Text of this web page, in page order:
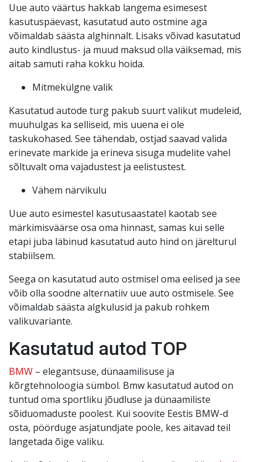
Uue auto väärtus hakkab langema esimesest
kasutuspäevast, kasutatud auto ostmine aga
võimaldab säästa alghinnalt. Lisaks võivad kasutatud
auto kindlustus- ja muud maksud olla väiksemad, mis
aitab samuti raha kokku hoida.
Mitmekülgne valik
Kasutatud autode turg pakub suurt valikut mudeleid,
muuhulgas ka selliseid, mis uuena ei ole
taskukohased. See tähendab, ostjad saavad valida
erinevate markide ja erineva sisuga mudelite vahel
sõltuvalt oma vajadustest ja eelistustest.
Vähem närvikulu
Uue auto esimestel kasutusaastatel kaotab see
märkimisväärse osa oma hinnast, samas kui selle
etapi juba läbinud kasutatud auto hind on järelturul
stabiilsem.
Seega on kasutatud auto ostmisel oma eelised ja see
võib olla soodne alternatiiv uue auto ostmisele. See
võimaldab säästa algkulusid ja pakub rohkem
valikuvariante.
Kasutatud autod TOP
BMW – elegantsuse, dünaamilisuse ja
kõrgtehnoloogia sümbol. Bmw kasutatud autod on
tuntud oma sportliku jõudluse ja dünaamiliste
sõiduomaduste poolest. Kui soovite Eestis BMW-d
osta, pöörduge asjatundjate poole, kes aitavad teil
langetada õige valiku.